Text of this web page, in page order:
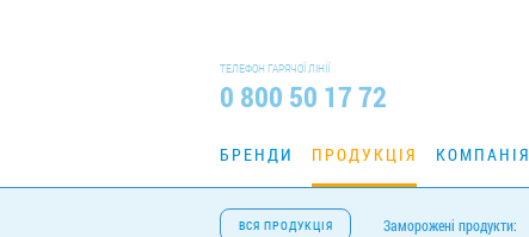
ТЕЛЕФОН ГАРЯЧОЇ ЛІНІЇ
0 800 50 17 72
БРЕНДИ ПРОДУКЦІЯ КОМПАНІЯ
ВСЯ ПРОДУКЦІЯ Заморожені продукти: